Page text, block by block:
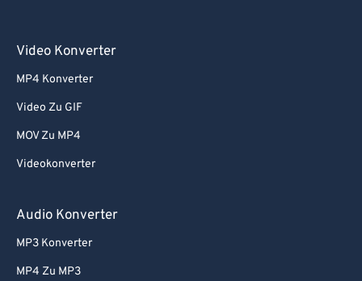
Video Konverter
MP4 Konverter
Video Zu GIF
MOV Zu MP4
Videokonverter
Audio Konverter
MP3 Konverter
MP4 Zu MP3